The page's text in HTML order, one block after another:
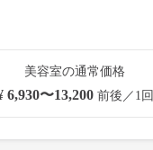
美容室の通常価格
6,930〜13,200前後／1回